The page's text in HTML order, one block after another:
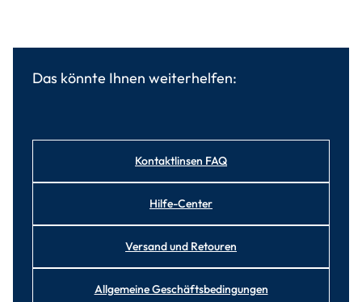
Das könnte Ihnen weiterhelfen:
Kontaktlinsen FAQ
Hilfe-Center
Versand und Retouren
Allgemeine Geschäftsbedingungen